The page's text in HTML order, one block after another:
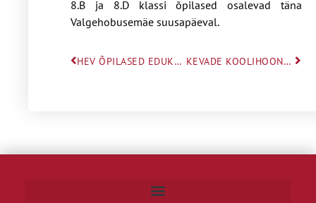
8.B ja 8.D klassi õpilased osalevad täna
Valgehobusemäe suusapäeval.
HEV ÕPILASED EDUKAD VÕISTLUSEL KEVADE KOOLIHOONE AKENDE VAHETAMINE.